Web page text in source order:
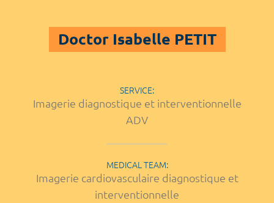
Doctor Isabelle PETIT
SERVICE:
Imagerie diagnostique et interventionnelle
ADV
MEDICAL TEAM:
Imagerie cardiovasculaire diagnostique et
interventionnelle